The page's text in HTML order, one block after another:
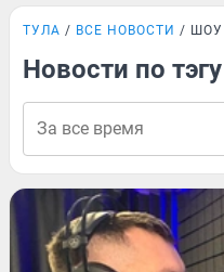
ТУЛА ВСЕ НОВОСТИ
Новости по